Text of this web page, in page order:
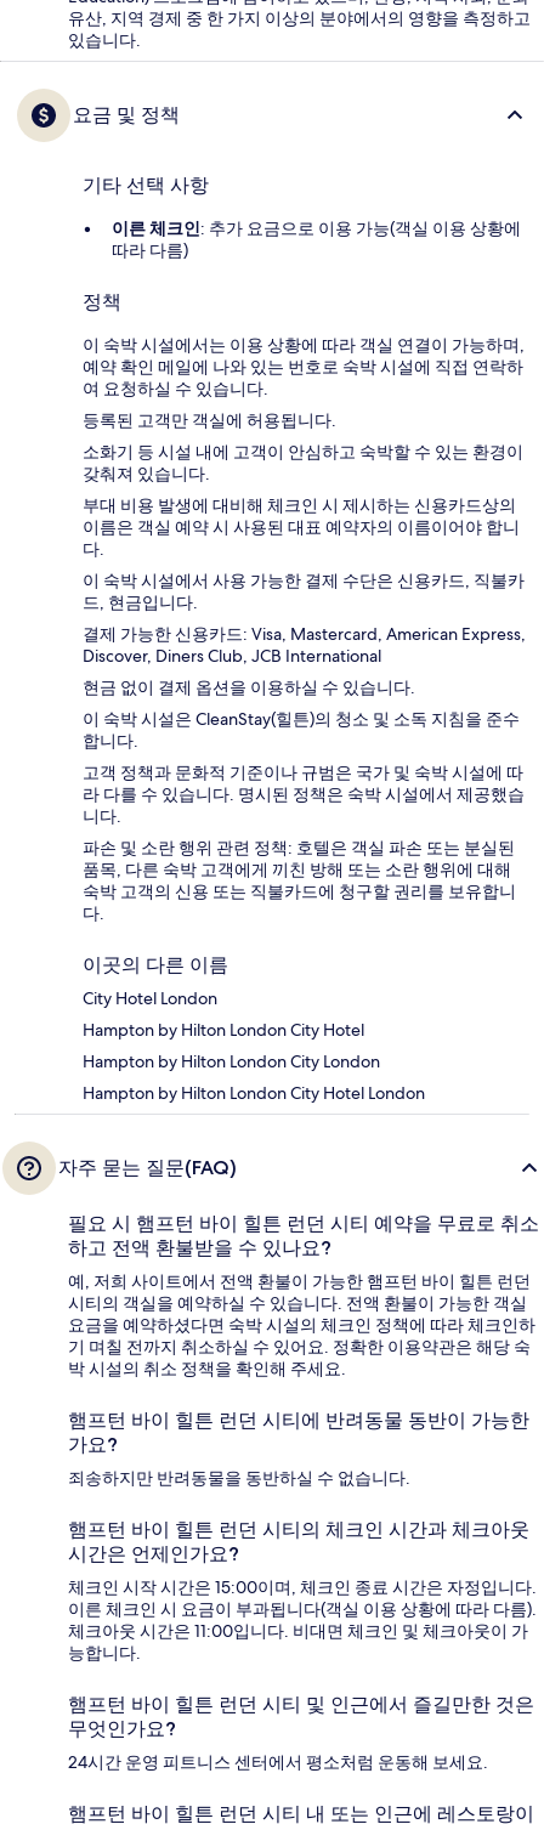
유산, 지역 경제 중 한 가지 이상의 분야에서의 영향을 측정하고
있습니다.
요금 및 정책
기타 선택 사항
이른 체크인: 추가 요금으로 이용 가능(객실 이용 상황에
따라 다름)
정책
이 숙박 시설에서는 이용 상황에 따라 객실 연결이 가능하며,
예약 확인 메일에 나와 있는 번호로 숙박 시설에 직접 연락하
여 요청하실 수 있습니다.
등록된 고객만 객실에 허용됩니다.
소화기 등 시설 내에 고객이 안심하고 숙박할 수 있는 환경이
갖춰져 있습니다.
부대 비용 발생에 대비해 체크인 시 제시하는 신용카드상의
이름은 객실 예약 시 사용된 대표 예약자의 이름이어야 합니
다.
이 숙박 시설에서 사용 가능한 결제 수단은 신용카드, 직불카
드, 현금입니다.
결제 가능한 신용카드: Visa, Mastercard, American Express,
Discover, Diners Club, JCB International
현금 없이 결제 옵션을 이용하실 수 있습니다.
이 숙박 시설은 CleanStay(힐튼)의 청소 및 소독 지침을 준수
합니다.
고객 정책과 문화적 기준이나 규범은 국가 및 숙박 시설에 따
라 다를 수 있습니다. 명시된 정책은 숙박 시설에서 제공했습
니다.
파손 및 소란 행위 관련 정책: 호텔은 객실 파손 또는 분실된
품목, 다른 숙박 고객에게 끼친 방해 또는 소란 행위에 대해
숙박 고객의 신용 또는 직불카드에 청구할 권리를 보유합니
다.
이곳의 다른 이름
City Hotel London
Hampton by Hilton London City Hotel
Hampton by Hilton London City London
Hampton by Hilton London City Hotel London
자주 묻는 질문(FAQ)
필요 시 햄프턴 바이 힐튼 런던 시티 예약을 무료로 취소
하고 전액 환불받을 수 있나요?
예, 저희 사이트에서 전액 환불이 가능한 햄프턴 바이 힐튼 런던
시티의 객실을 예약하실 수 있습니다. 전액 환불이 가능한 객실
요금을 예약하셨다면 숙박 시설의 체크인 정책에 따라 체크인하
기 며칠 전까지 취소하실 수 있어요. 정확한 이용약관은 해당 숙
박 시설의 취소 정책을 확인해 주세요.
햄프턴 바이 힐튼 런던 시티에 반려동물 동반이 가능한
가요?
죄송하지만 반려동물을 동반하실 수 없습니다.
햄프턴 바이 힐튼 런던 시티의 체크인 시간과 체크아웃
시간은 언제인가요?
체크인 시작 시간은 15:00이며, 체크인 종료 시간은 자정입니다.
이른 체크인 시 요금이 부과됩니다(객실 이용 상황에 따라 다름).
체크아웃 시간은 11:00입니다. 비대면 체크인 및 체크아웃이 가
능합니다.
햄프턴 바이 힐튼 런던 시티 및 인근에서 즐길만한 것은
무엇인가요?
24시간 운영 피트니스 센터에서 평소처럼 운동해 보세요.
햄프턴 바이 힐튼 런던 시티 내 또는 인근에 레스토랑이